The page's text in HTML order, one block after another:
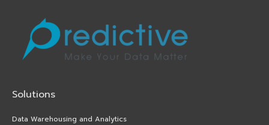
Solutions
Data Warehousing and Analytics